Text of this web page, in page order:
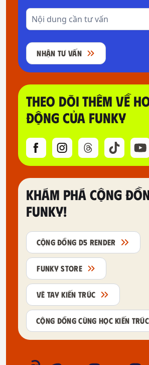
NHẬN TƯ VẤN
THEO DÕI THÊM VỀ
ĐỘNG CỦA FUNKY
KHÁM PHÁ CỘNG
FUNKY!
CỘNG ĐỒNG D5 RENDER
FUNKY STORE
VẼ TAY KIẾN TRÚC
CỘNG ĐỒNG CÙNG HỌC KIẾN TRÚC